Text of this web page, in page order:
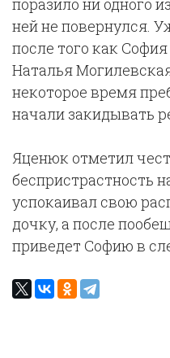
поразило ни одного
ней не повернулся.
после того как
Наталья
некоторое время
начали закидывать
Яценюк отметил
беспристрастность
успокаивал свою
дочку, а после
приведет Софию в